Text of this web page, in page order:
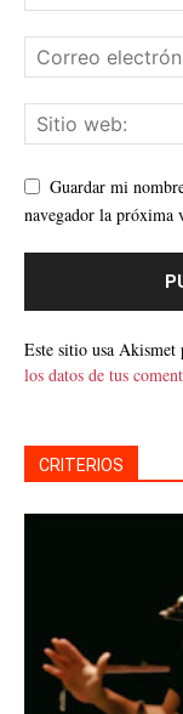
Guardar mi
navegador la próxima
Este sitio usa Akismet
los datos de tus
CRITERIOS